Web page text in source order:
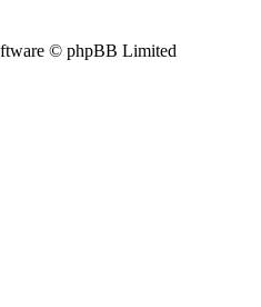
© phpBB Limited